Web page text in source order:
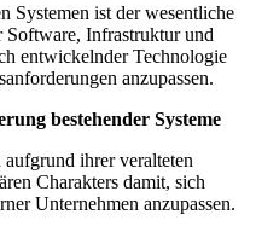
Systemen ist der wesentliche
Software, Infrastruktur und
entwickelnder Technologie
anzupassen.
bestehender Systeme
aufgrund ihrer veralteten
Charakters damit, sich
Unternehmen anzupassen.